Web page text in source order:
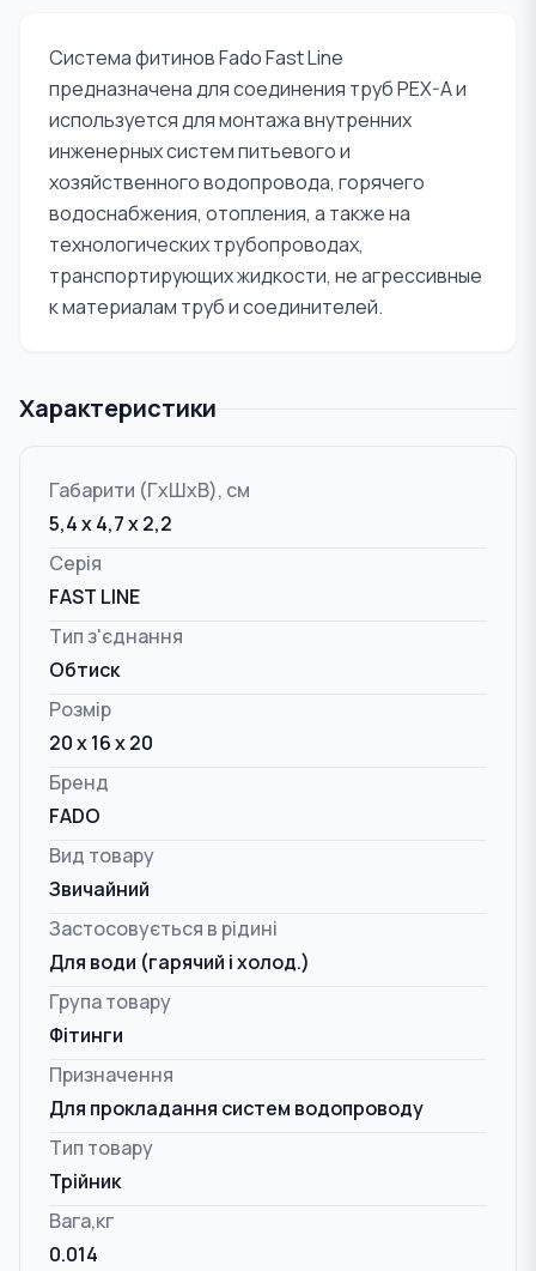
Система фитинов Fado Fast Line
предназначена для соединения труб PEX-A и
используется для монтажа внутренних
инженерных систем питьевого и
хозяйственного водопровода, горячего
водоснабжения, отопления, а также на
технологических трубопроводах,
транспортирующих жидкости, не агрессивные
к материалам труб и соединителей.
Характеристики
Габарити (ГxШxВ), см
5,4 x 4,7 x 2,2
Серія
FAST LINE
Тип з'єднання
Обтиск
Розмір
20 x 16 x 20
Бренд
FADO
Вид товару
Звичайний
Застосовується в рідині
Для води (гарячий і холод.)
Група товару
Фітинги
Призначення
Для прокладання систем водопроводу
Тип товару
Трійник
Вага,кг
0.014